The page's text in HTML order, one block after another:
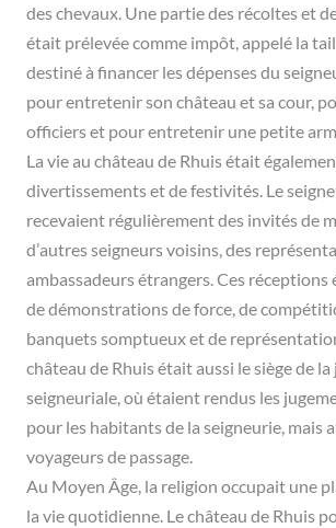
des chevaux. Une partie des récoltes et
était prélevée comme impôt, appelé la
destiné à financer les dépenses du
pour entretenir son château et sa cour,
officiers et pour entretenir une petite
La vie au château de Rhuis était
divertissements et de festivités. Le
recevaient régulièrement des invités de
d’autres seigneurs voisins, des
ambassadeurs étrangers. Ces réceptions
de démonstrations de force, de
banquets somptueux et de
château de Rhuis était aussi le siège de
seigneuriale, où étaient rendus les
pour les habitants de la seigneurie, mais
voyageurs de passage.
Au Moyen Âge, la religion occupait une
la vie quotidienne. Le château de Rhuis